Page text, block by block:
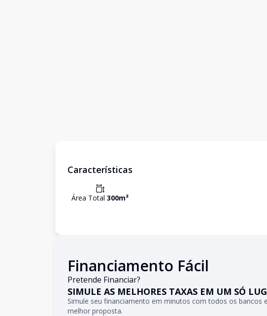
Características
Área Total 300m²
Financiamento Fácil
Pretende Financiar?
SIMULE AS MELHORES TAXAS EM UM SÓ
Simule seu financiamento em minutos com todos os bancos
melhor proposta.